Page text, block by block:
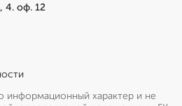
4. оф. 12
информационный характер и не